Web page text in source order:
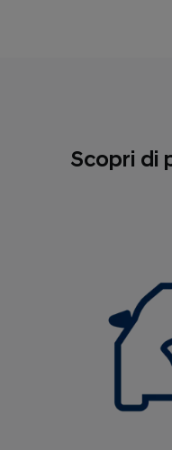
Scopri di